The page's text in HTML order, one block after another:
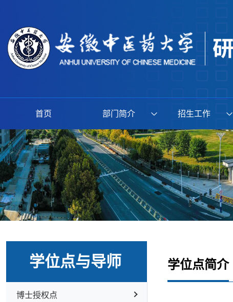
首页 部门简介 招生工作
学位点与导师
博士授权点
学位点简介